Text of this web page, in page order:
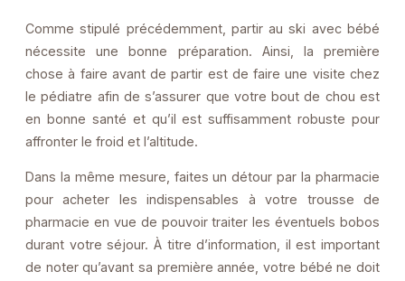
Comme stipulé précédemment, partir au ski avec bébé
nécessite une bonne préparation. Ainsi, la première
chose à faire avant de partir est de faire une visite chez
le pédiatre afin de s’assurer que votre bout de chou est
en bonne santé et qu’il est suffisamment robuste pour
affronter le froid et l’altitude.
Dans la même mesure, faites un détour par la pharmacie
pour acheter les indispensables à votre trousse de
pharmacie en vue de pouvoir traiter les éventuels bobos
durant votre séjour. À titre d’information, il est important
de noter qu’avant sa première année, votre bébé ne doit